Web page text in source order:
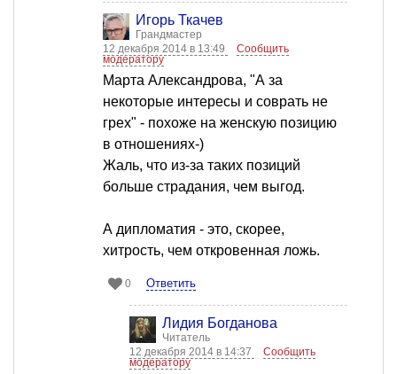
Игорь Ткачев
Грандмастер
12 декабря 2014 в 13:49
Сообщить
модератору
Марта Александрова, "А за
некоторые интересы и соврать не
грех" - похоже на женскую позицию
в отношениях-)
Жаль, что из-за таких позиций
больше страдания, чем выгод.
А дипломатия - это, скорее,
хитрость, чем откровенная ложь.
0 Ответить
Лидия Богданова
Читатель
12 декабря 2014 в 14:37
Сообщить
модератору